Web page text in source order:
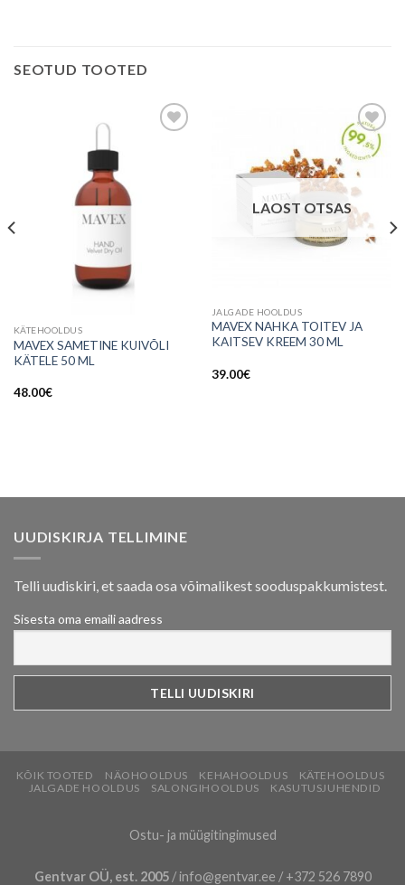
SEOTUD TOOTED
soovinimekirja
KÄTEHOOLDUS
MAVEX SAMETINE KUIVÕLI
KÄTELE 50 ML
48.00€
Lisa
soovinimekirja
LAOST OTSAS
JALGADE HOOLDUS
MAVEX NAHKA TOITEV JA
KAITSEV KREEM 30 ML
39.00€
UUDISKIRJA TELLIMINE
Telli uudiskiri, et saada osa võimalikest sooduspakkumistest.
Sisesta oma emaili aadress
KÕIK TOOTED NÄOHOOLDUS KEHAHOOLDUS
KÄTEHOOLDUS
JALGADE HOOLDUS
SALONGIHOOLDUS KASUTUSJUHENDID
Ostu- ja müügitingimused
Gentvar OÜ, est. 2005/ info@gentvar.ee / +372 526 7890